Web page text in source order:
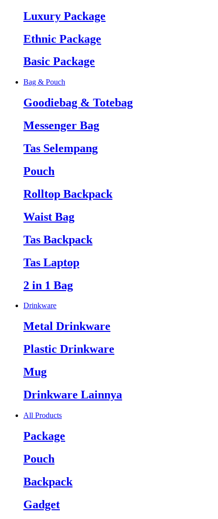
Luxury Package
Ethnic Package
Basic Package
Bag & Pouch
Goodiebag & Totebag
Messenger Bag
Tas Selempang
Pouch
Rolltop Backpack
Waist Bag
Tas Backpack
Tas Laptop
2 in 1 Bag
Drinkware
Metal Drinkware
Plastic Drinkware
Mug
Drinkware Lainnya
All Products
Package
Pouch
Backpack
Gadget